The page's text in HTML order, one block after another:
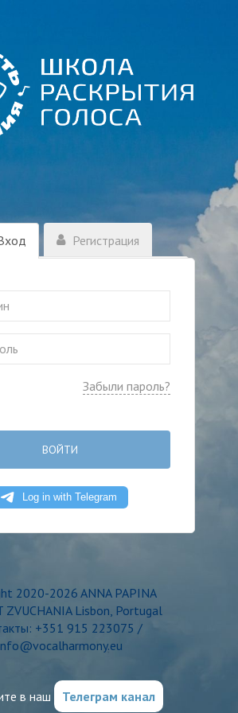
Регистрация
Забыли пароль?
ВОЙТИ
2020-2026 ANNA PAPINA
ZVUCHANIA Lisbon, Portugal
+351 915 223075 /
в наш Телеграм канал